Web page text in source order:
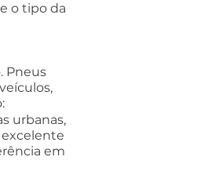
o tipo da
Pneus
urbanas,
em